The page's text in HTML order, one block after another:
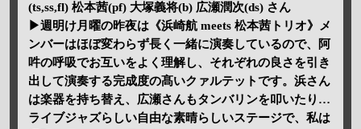
(ts,ss,fl) 松本茜(pf) 大塚義将(b) 広瀬潤次(ds) さん
▶週明け月曜の昨夜は《浜崎航 meets 松本茜トリオ》メ
ンバーはほぼ変わらず長く一緒に演奏しているので、阿
吽の呼吸でお互いをよく理解し、それぞれの良さを引き
出して演奏する完成度の髙いクァルテットです。浜さん
は楽器を持ち替え、広瀬さんもタンバリンを叩いたり…
ライブジャズらしい自由な素晴らしいステージで、私は